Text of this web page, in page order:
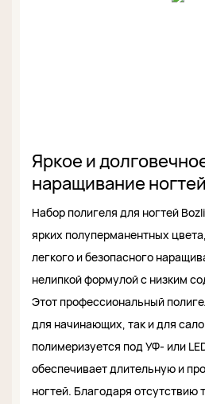
Яркое и
наращивание ногтей
Набор полигеля для ногтей
ярких полуперманентных
легкого и безопасного
нелипкой формулой с низким
Этот профессиональный
для начинающих, так и для
полимеризуется под УФ- или
обеспечивает длительную и
ногтей. Благодаря отсутствию